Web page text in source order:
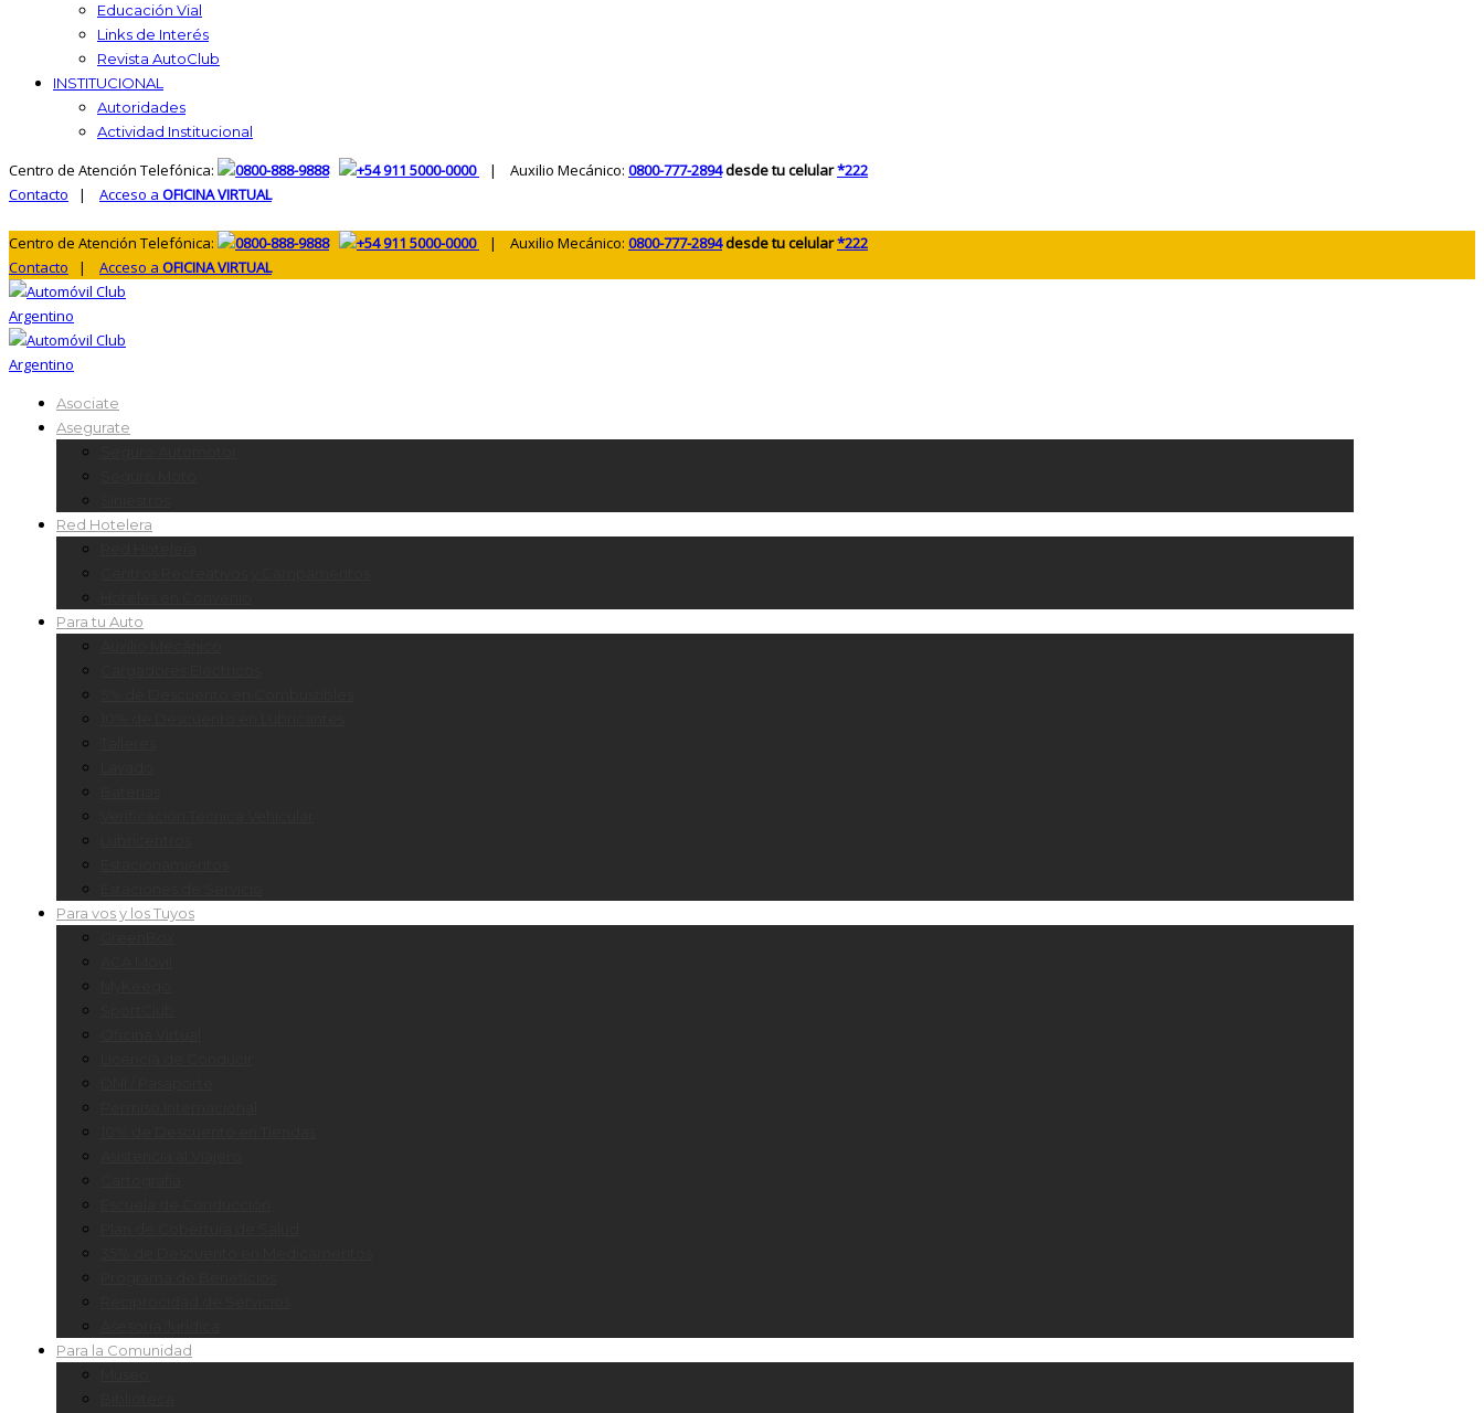
Educación Vial
Links de Interés
Revista AutoClub
INSTITUCIONAL
Autoridades
Actividad Institucional
Centro de Atención Telefónica: 0800-888-9888 +54 911 5000-0000 | Auxilio Mecánico: 0800-777-2894desde tu celular*222
Contacto | Acceso a OFICINA VIRTUAL
Centro de Atención Telefónica: 0800-888-9888 +54 911 5000-0000 | Auxilio Mecánico: 0800-777-2894desde tu celular*222
Contacto | Acceso a OFICINA VIRTUAL
Asociate
Asegurate
Red Hotelera
Para tu Auto
Para vos y los Tuyos
Para la Comunidad